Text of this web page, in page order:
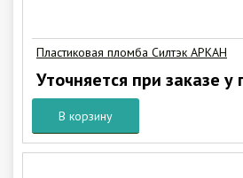
Пластиковая пломба Силтэк АРКАН
Уточняется при заказе у
В корзину